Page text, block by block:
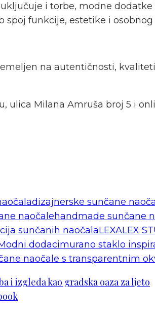
i torbe, modne dodatke
funkcije, estetike i osobnog
na autentičnosti,
ulica Milana Amruša broj 5 i
dizajnerske sunčane
naočalehandmade sunčane
sunčanih naočalaLEXALEX
dodacimurano staklo
naočale s transparentnim
i izgleda kao gradska oaza za ljeto